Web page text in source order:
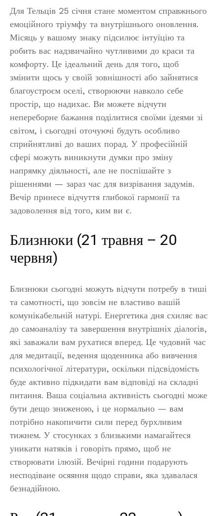
Для Тельців 25 січня стане моментом справжнього
емоційного тріумфу та внутрішнього оновлення.
Місяць у вашому знаку підсилює інтуїцію та
робить вас надзвичайно чутливими до краси та
комфорту. Це ідеальний день для того, щоб
змінити щось у своїй зовнішності або зайнятися
благоустроєм оселі, створюючи навколо себе
простір, що надихає. Ви можете відчути
непереборне бажання поділитися своїми ідеями зі
світом, і сьогодні оточуючі будуть особливо
сприйнятливі до ваших порад. У професійній
сфері можуть виникнути думки про зміну
напрямку діяльності, але не поспішайте з
рішеннями — зараз час для визрівання задумів.
Вечір принесе відчуття глибокої гармонії та
задоволення від того, ким ви є.
Близнюки (21 травня – 20
червня)
Близнюки сьогодні можуть відчути потребу в тиші
та самотності, що зовсім не властиво вашій
комунікабельній натурі. Енергетика дня схиляє вас
до самоаналізу та завершення внутрішніх діалогів,
які заважали вам рухатися вперед. Це чудовий час
для медитації, ведення щоденника або вивчення
психологічної літератури, оскільки підсвідомість
буде активно підкидати вам відповіді на складні
питання. Ваша соціальна активність сьогодні може
бути дещо зниженою, і це нормально — вам
потрібно накопичити сили перед бурхливим
тижнем. У стосунках з близькими намагайтеся
уникати натяків і говоріть прямо, щоб не
створювати ілюзій. Вечірні години подарують
несподіване осяяння щодо справи, яка здавалася
безнадійною.